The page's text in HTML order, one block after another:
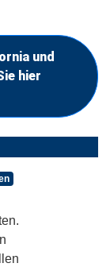
und
hier